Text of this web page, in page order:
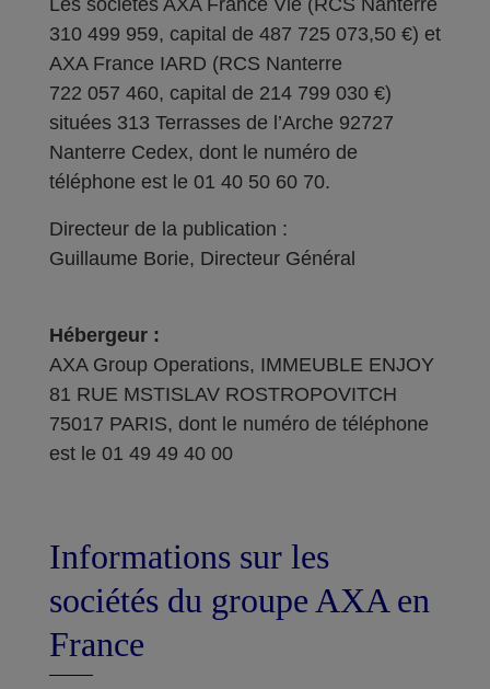
Les sociétés AXA France Vie (RCS Nanterre
310 499 959, capital de 487 725 073,50 €) et
AXA France IARD (RCS Nanterre
722 057 460, capital de 214 799 030 €)
situées 313 Terrasses de l’Arche 92727
Nanterre Cedex, dont le numéro de
téléphone est le 01 40 50 60 70.
Directeur de la publication :
Guillaume Borie, Directeur Général
Hébergeur :
AXA Group Operations, IMMEUBLE ENJOY
81 RUE MSTISLAV ROSTROPOVITCH
75017 PARIS, dont le numéro de téléphone
est le 01 49 49 40 00
Informations sur les
sociétés du groupe AXA en
France